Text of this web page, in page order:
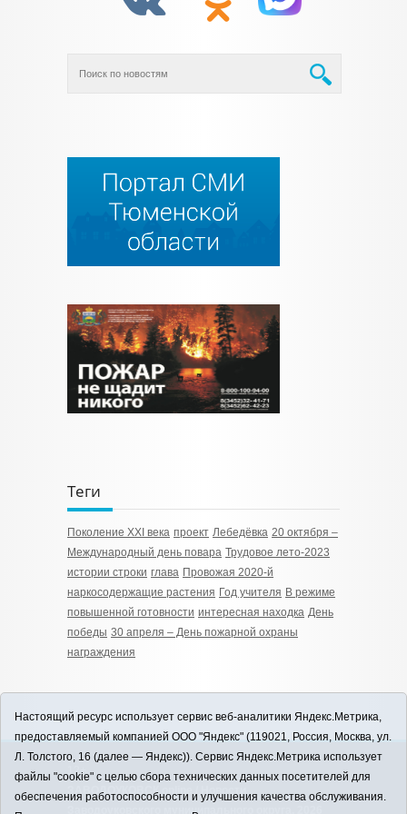
Теги
Поколение XXI века проект Лебедёвка 20 октября –
Международный день повара Трудовое лето-2023
истории строки глава Провожая 2020-й
наркосодержащие растения Год учителя В режиме
повышенной готовности интересная находка День
победы 30 апреля – День пожарной охраны
награждения
12+
ЗАВОДОУКОВСК online / Новости
Заводоуковского муниципального округа, 2026
Настоящий ресурс использует сервис веб-аналитики Яндекс.Метрика,
предоставляемый компанией ООО "Яндекс" (119021, Россия, Москва, ул.
Л. Толстого, 16 (далее — Яндекс)). Сервис Яндекс.Метрика использует
файлы "cookie" с целью сбора технических данных посетителей для
обеспечения работоспособности и улучшения качества обслуживания.